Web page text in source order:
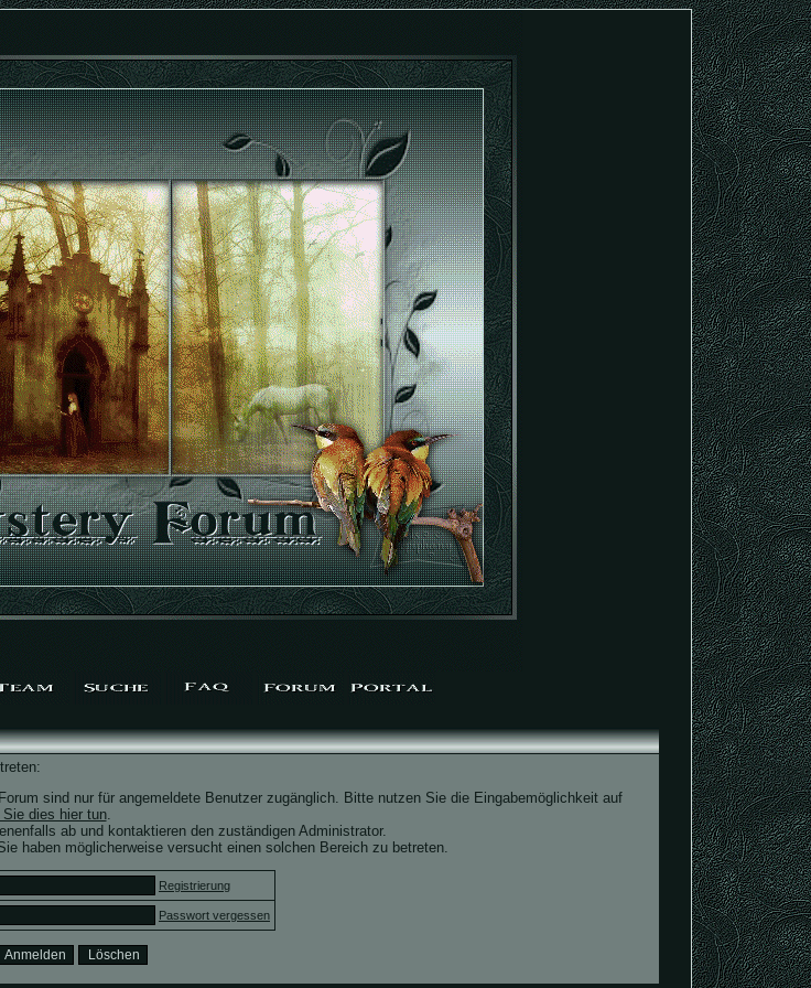
sind nur für angemeldete Benutzer zugänglich. Bitte nutzen Sie die Eingabemöglichkeit auf
dies hier tun.
ab und kontaktieren den zuständigen Administrator.
haben möglicherweise versucht einen solchen Bereich zu betreten.
Registrierung
Passwort vergessen